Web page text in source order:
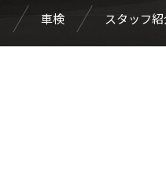
車検 スタッフ